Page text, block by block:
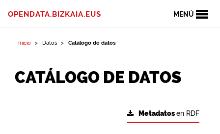
MENÚ
OPENDATA.BIZKAIA.EUS
Inicio Datos Catálogo de datos
CATÁLOGO DE DATOS
Metadatosen RDF